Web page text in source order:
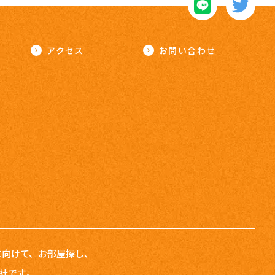
アクセス お問い合わせ
けて、お部屋探し、